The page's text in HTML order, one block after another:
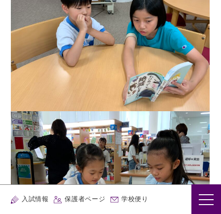
入試情報 保護者ページ 学校便り